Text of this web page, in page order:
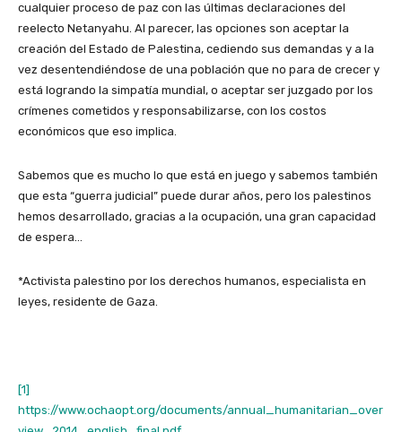
cualquier proceso de paz con las últimas declaraciones del
reelecto Netanyahu. Al parecer, las opciones son aceptar la
creación del Estado de Palestina, cediendo sus demandas y a la
vez desentendiéndose de una población que no para de crecer y
está logrando la simpatía mundial, o aceptar ser juzgado por los
crímenes cometidos y responsabilizarse, con los costos
económicos que eso implica.
Sabemos que es mucho lo que está en juego y sabemos también
que esta “guerra judicial” puede durar años, pero los palestinos
hemos desarrollado, gracias a la ocupación, una gran capacidad
de espera…
*Activista palestino por los derechos humanos, especialista en
leyes, residente de Gaza.
[1]
https://www.ochaopt.org/documents/annual_humanitarian_over